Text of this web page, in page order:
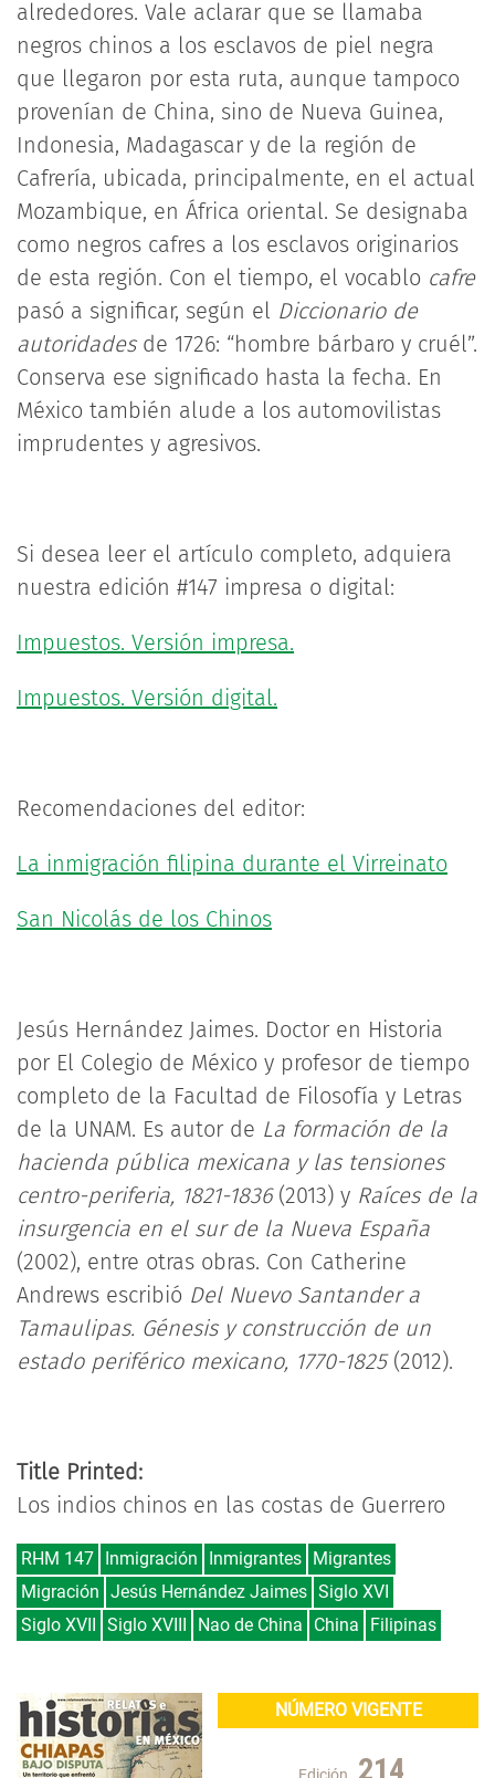
alrededores. Vale aclarar que se llamaba
negros chinos a los esclavos de piel negra
que llegaron por esta ruta, aunque tampoco
provenían de China, sino de Nueva Guinea,
Indonesia, Madagascar y de la región de
Cafrería, ubicada, principalmente, en el actual
Mozambique, en África oriental. Se designaba
como negros cafres a los esclavos originarios
de esta región. Con el tiempo, el vocablo cafre
pasó a significar, según el Diccionario de
autoridadesde 1726: “hombre bárbaro y cruél”.
Conserva ese significado hasta la fecha. En
México también alude a los automovilistas
imprudentes y agresivos.
Si desea leer el artículo completo, adquiera
nuestra edición #147 impresa o digital:
Impuestos. Versión impresa.
Impuestos. Versión digital.
Recomendaciones del editor:
La inmigración filipina durante el Virreinato
San Nicolás de los Chinos
Jesús Hernández Jaimes. Doctor en Historia
por El Colegio de México y profesor de tiempo
completo de la Facultad de Filosofía y Letras
de la UNAM. Es autor de La formación de la
hacienda pública mexicana y las tensiones
centro-periferia, 1821-1836(2013) y Raíces de la
insurgencia en el sur de la Nueva España
(2002), entre otras obras. Con Catherine
Andrews escribió Del Nuevo Santander a
Tamaulipas. Génesis y construcción de un
estado periférico mexicano, 1770-1825(2012).
Title Printed:
Los indios chinos en las costas de Guerrero
RHM 147 Inmigración Inmigrantes Migrantes
Migración Jesús Hernández Jaimes Siglo XVI
Siglo XVII Siglo XVIII Nao de China China Filipinas
NÚMERO VIGENTE
Edición 214